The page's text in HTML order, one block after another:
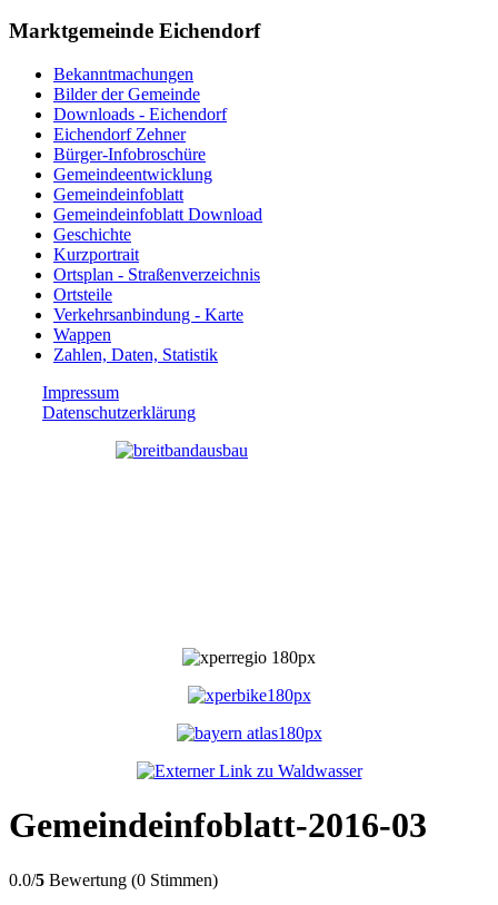
Marktgemeinde Eichendorf
Bekanntmachungen
Bilder der Gemeinde
Downloads - Eichendorf
Eichendorf Zehner
Bürger-Infobroschüre
Gemeindeentwicklung
Gemeindeinfoblatt
Gemeindeinfoblatt Download
Geschichte
Kurzportrait
Ortsplan - Straßenverzeichnis
Ortsteile
Verkehrsanbindung - Karte
Wappen
Zahlen, Daten, Statistik
Impressum
Datenschutzerklärung
Gemeindeinfoblatt-2016-03
0.0/5 Bewertung (0 Stimmen)